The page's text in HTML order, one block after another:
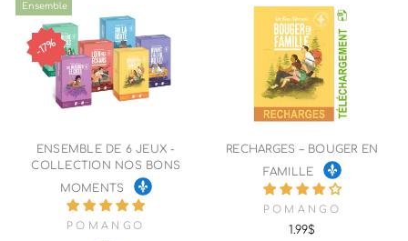
17%
Ensemble
ENSEMBLE DE 6 JEUX -
COLLECTION NOS BONS
MOMENTS
POMANGO
RECHARGES – BOUGER EN
FAMILLE
POMANGO
1.99$